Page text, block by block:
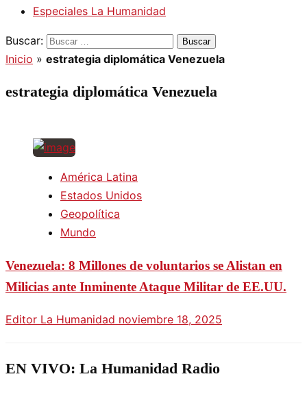
Especiales La Humanidad
Buscar:
Inicio » estrategia diplomática Venezuela
estrategia diplomática Venezuela
América Latina
Estados Unidos
Geopolítica
Mundo
Venezuela: 8 Millones de voluntarios se Alistan en
Milicias ante Inminente Ataque Militar de EE.UU.
Editor La Humanidad noviembre 18, 2025
EN VIVO: La Humanidad Radio